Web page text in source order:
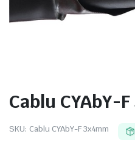
Cablu CYAbY-
SKU: Cablu CYAbY-F 3x4mm